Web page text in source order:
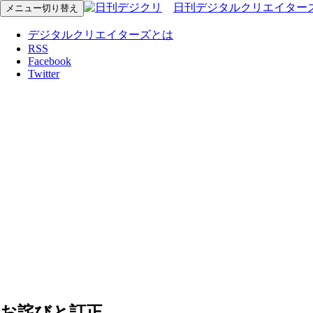
メニュー切り替え 日刊デジタルクリエイター
デジタルクリエイターズとは
RSS
Facebook
Twitter